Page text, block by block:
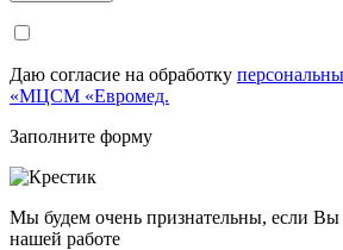
Даю согласие на обработку
«МЦСМ «Евромед.
Заполните форму
Мы будем очень признательны, если Вы
нашей работе